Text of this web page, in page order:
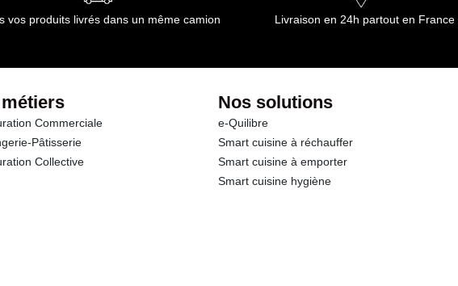
vos produits livrés dans un même camion Livraison en 24h partout en France
Commerciale
Pâtisserie
Collective
Nos solutions
e-Quilibre
Smart cuisine à réchauffer
Smart cuisine à emporter
Smart cuisine hygiène